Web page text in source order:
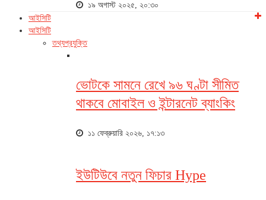
১৯ অগাস্ট ২০২৫, ২০:৩০
আইসিটি
আইসিটি
তথ্যপ্রযুক্তি
ভোটকে সামনে রেখে ৯৬ ঘণ্টা সীমিত
থাকবে মোবাইল ও ইন্টারনেট ব্যাংকিং
১১ ফেব্রুয়ারি ২০২৬, ১৭:১৩
ইউটিউবে নতুন ফিচার Hype